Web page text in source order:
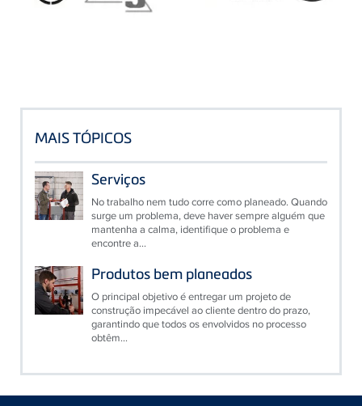
MAIS TÓPICOS
Serviços
No trabalho nem tudo corre como planeado. Quando
surge um problema, deve haver sempre alguém que
mantenha a calma, identifique o problema e
encontre a...
Produtos bem planeados
O principal objetivo é entregar um projeto de
construção impecável ao cliente dentro do prazo,
garantindo que todos os envolvidos no processo
obtêm...